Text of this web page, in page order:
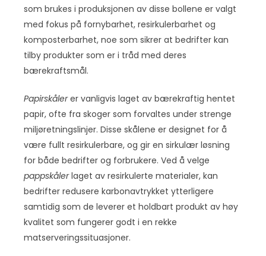
som brukes i produksjonen av disse bollene er valgt
med fokus på fornybarhet, resirkulerbarhet og
komposterbarhet, noe som sikrer at bedrifter kan
tilby produkter som er i tråd med deres
bærekraftsmål.
Papirskålerer vanligvis laget av bærekraftig hentet
papir, ofte fra skoger som forvaltes under strenge
miljøretningslinjer. Disse skålene er designet for å
være fullt resirkulerbare, og gir en sirkulær løsning
for både bedrifter og forbrukere. Ved å velge
pappskålerlaget av resirkulerte materialer, kan
bedrifter redusere karbonavtrykket ytterligere
samtidig som de leverer et holdbart produkt av høy
kvalitet som fungerer godt i en rekke
matserveringssituasjoner.